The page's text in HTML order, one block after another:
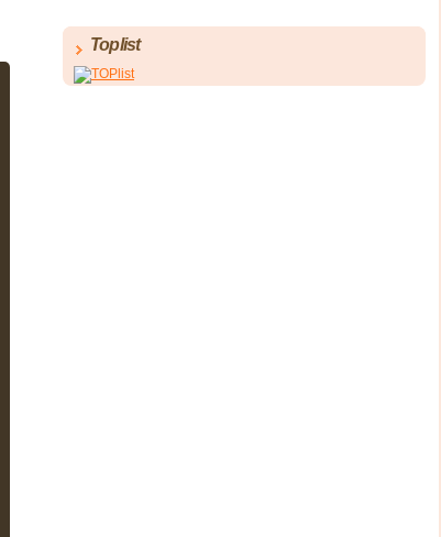
Toplist